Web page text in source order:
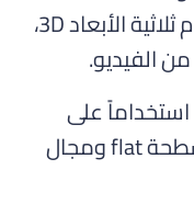
أو رسوم ثناية الأبعاد 2D أو رسوم ثلاثية الأبعاد 3D،
الفيديو.
على
الإنترنت هى مجال الرسوم المسطحة flat ومجال